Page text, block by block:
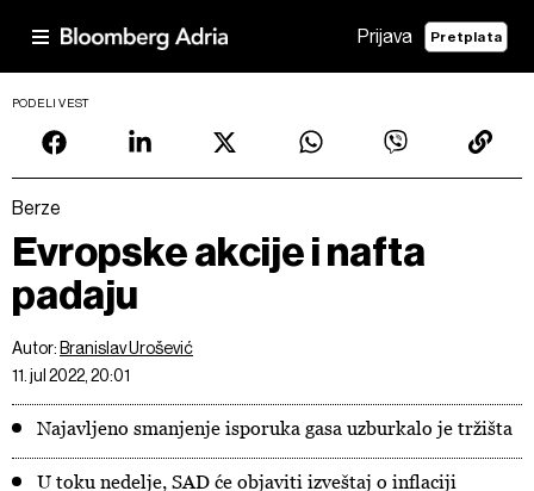
Prijava Pretplata
PODELI VEST
Berze
Evropske akcije i nafta
padaju
Autor: Branislav Urošević
11. jul 2022, 20:01
Najavljeno smanjenje isporuka gasa uzburkalo je tržišta
U toku nedelje, SAD će objaviti izveštaj o inflaciji